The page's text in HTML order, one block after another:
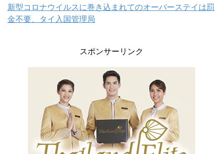
新型コロナウイルスに巻き込まれてのオーバーステイは罰
金不要、タイ入国管理局
スポンサーリンク